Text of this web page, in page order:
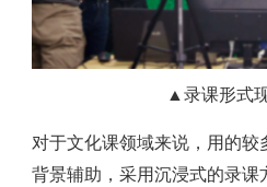
▲录课形式
对于文化课领域来说，用的
背景辅助，采用沉浸式的录课